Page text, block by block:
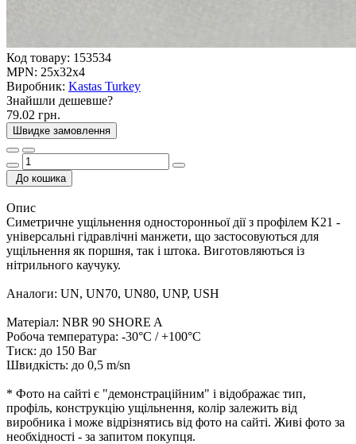
Код товару: 153534
MPN: 25x32x4
Виробник: Kastas Turkey
Знайшли дешевше?
79.02 грн.
Швидке замовлення
До кошика
Опис
Симетричне ущільнення односторонньої дії з профілем K21 -
універсальні гідравлічні манжети, що застосовуються для
ущільнення як поршня, так і штока. Виготовляються із
нітрильного каучуку.
Аналоги: UN, UN70, UN80, UNP, USH
Матеріал: NBR 90 SHORE A
Робоча температура: -30°C / +100°C
Тиск: до 150 Bar
Швидкість: до 0,5 m/sn
* Фото на сайті є "демонстраційним" і відображає тип,
профіль, конструкцію ущільнення, колір залежить від
виробника і може відрізнятись від фото на сайті. Живі фото за
необхідності - за запитом покупця.